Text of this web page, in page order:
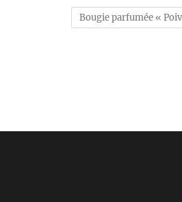
Bougie parfumée «